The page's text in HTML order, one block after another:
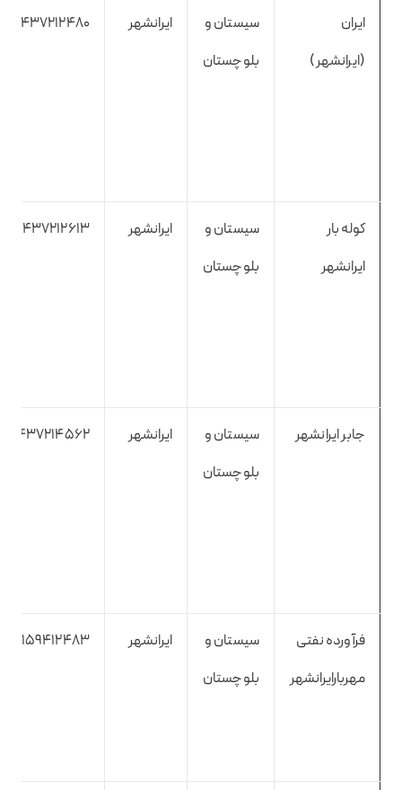
ایران
(ایرانشهر)
سیستان و
بلوچستان
ایرانشهر 5437212480
کوله بار
ایرانشهر
سیستان و
بلوچستان
ایرانشهر 5437212613
جابر ایرانشهر
سیستان و
بلوچستان
ایرانشهر 5437214562
فرآورده نفتی
مهربارایرانشهر
سیستان و
بلوچستان
ایرانشهر 9159412483